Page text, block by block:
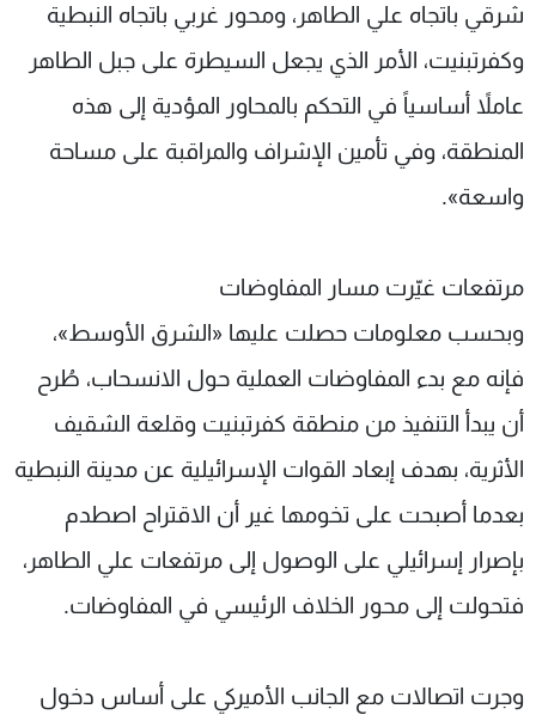
شرقي باتجاه علي الطاهر، ومحور غربي باتجاه النبطية
وكفرتبنيت، الأمر الذي يجعل السيطرة على جبل الطاهر
عاملاً أساسياً في التحكم بالمحاور المؤدية إلى هذه
المنطقة، وفي تأمين الإشراف والمراقبة على مساحة
واسعة».
مرتفعات غيّرت مسار المفاوضات
وبحسب معلومات حصلت عليها «الشرق الأوسط»،
فإنه مع بدء المفاوضات العملية حول الانسحاب، طُرح
أن يبدأ التنفيذ من منطقة كفرتبنيت وقلعة الشقيف
الأثرية، بهدف إبعاد القوات الإسرائيلية عن مدينة النبطية
بعدما أصبحت على تخومها غير أن الاقتراح اصطدم
بإصرار إسرائيلي على الوصول إلى مرتفعات علي الطاهر،
فتحولت إلى محور الخلاف الرئيسي في المفاوضات.
وجرت اتصالات مع الجانب الأميركي على أساس دخول